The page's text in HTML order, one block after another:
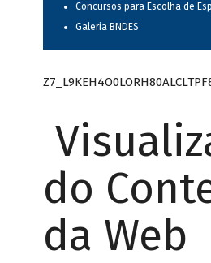
Concursos para Escolha de
Galeria BNDES
do
da Web